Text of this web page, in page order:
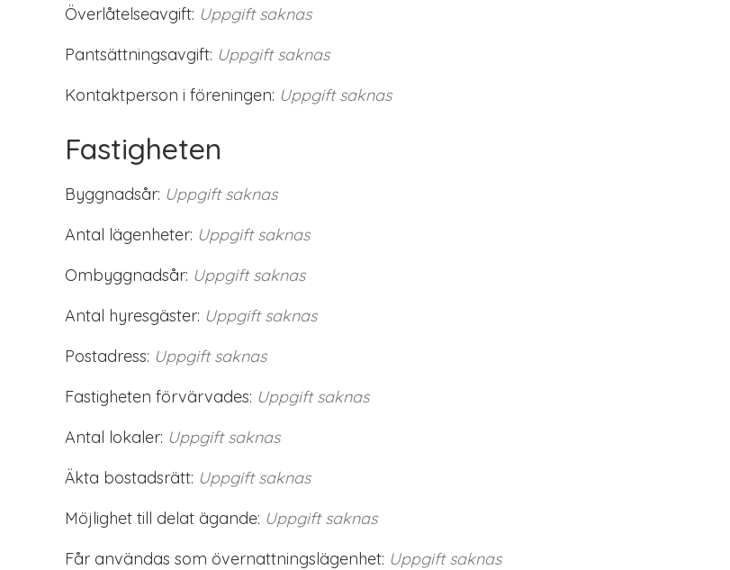
Överlåtelseavgift: Uppgift saknas
Pantsättningsavgift: Uppgift saknas
Kontaktperson i föreningen: Uppgift saknas
Fastigheten
Byggnadsår: Uppgift saknas
Antal lägenheter: Uppgift saknas
Ombyggnadsår: Uppgift saknas
Antal hyresgäster: Uppgift saknas
Postadress: Uppgift saknas
Fastigheten förvärvades: Uppgift saknas
Antal lokaler: Uppgift saknas
Äkta bostadsrätt: Uppgift saknas
Möjlighet till delat ägande: Uppgift saknas
Får användas som övernattningslägenhet: Uppgift saknas